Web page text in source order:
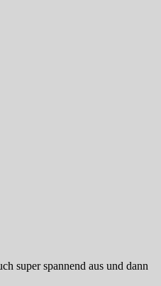
super spannend aus und dann